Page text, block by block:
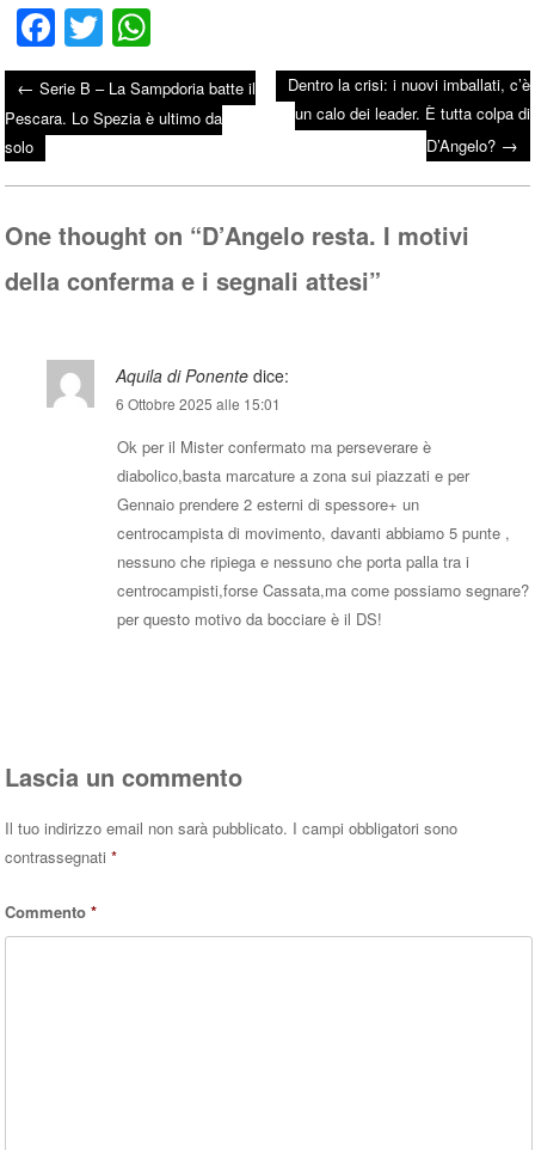
Fa
ce
bo
ok
T
wi
tte
r
ha
ts
A
pp
Post navigation
← Serie B – La Sampdoria batte il
Pescara. Lo Spezia è ultimo da
solo
Dentro la crisi: i nuovi imballati, c’è
un calo dei leader. È tutta colpa di
D’Angelo? →
One thought on “D’Angelo resta. I motivi
della conferma e i segnali attesi”
Aquila di Ponente dice:
6 Ottobre 2025 alle 15:01
Ok per il Mister confermato ma perseverare è
diabolico,basta marcature a zona sui piazzati e per
Gennaio prendere 2 esterni di spessore+ un
centrocampista di movimento, davanti abbiamo 5 punte ,
nessuno che ripiega e nessuno che porta palla tra i
centrocampisti,forse Cassata,ma come possiamo segnare?
per questo motivo da bocciare è il DS!
Lascia un commento
Il tuo indirizzo email non sarà pubblicato. I campi obbligatori sono
contrassegnati*
Commento*